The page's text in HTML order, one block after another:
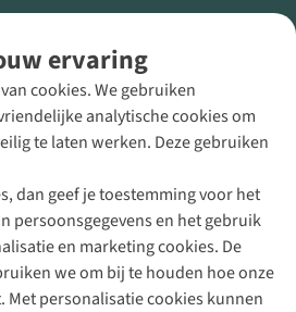
ervaring
cookies. We gebruiken
analytische cookies om
te laten werken. Deze gebruiken
dan geef je toestemming voor het
persoonsgegevens en het gebruik
en marketing cookies. De
we om bij te houden hoe onze
personalisatie cookies kunnen
Buitenexpert